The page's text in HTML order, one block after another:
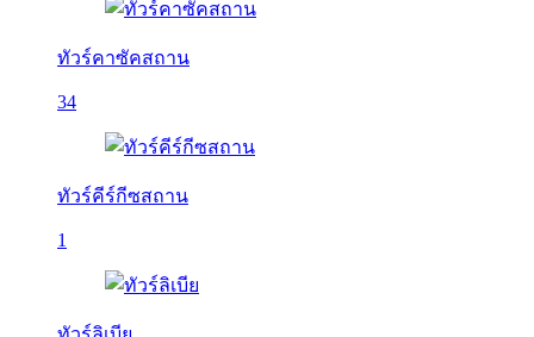
ทัวร์คาซัคสถาน
34
ทัวร์คีร์กีซสถาน
1